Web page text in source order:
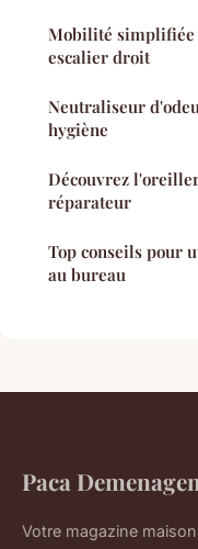
Mobilité simplifiée
escalier droit
Neutraliseur
hygiène
Découvrez
réparateur
Top conseils pour
au bureau
Paca
Votre magazine